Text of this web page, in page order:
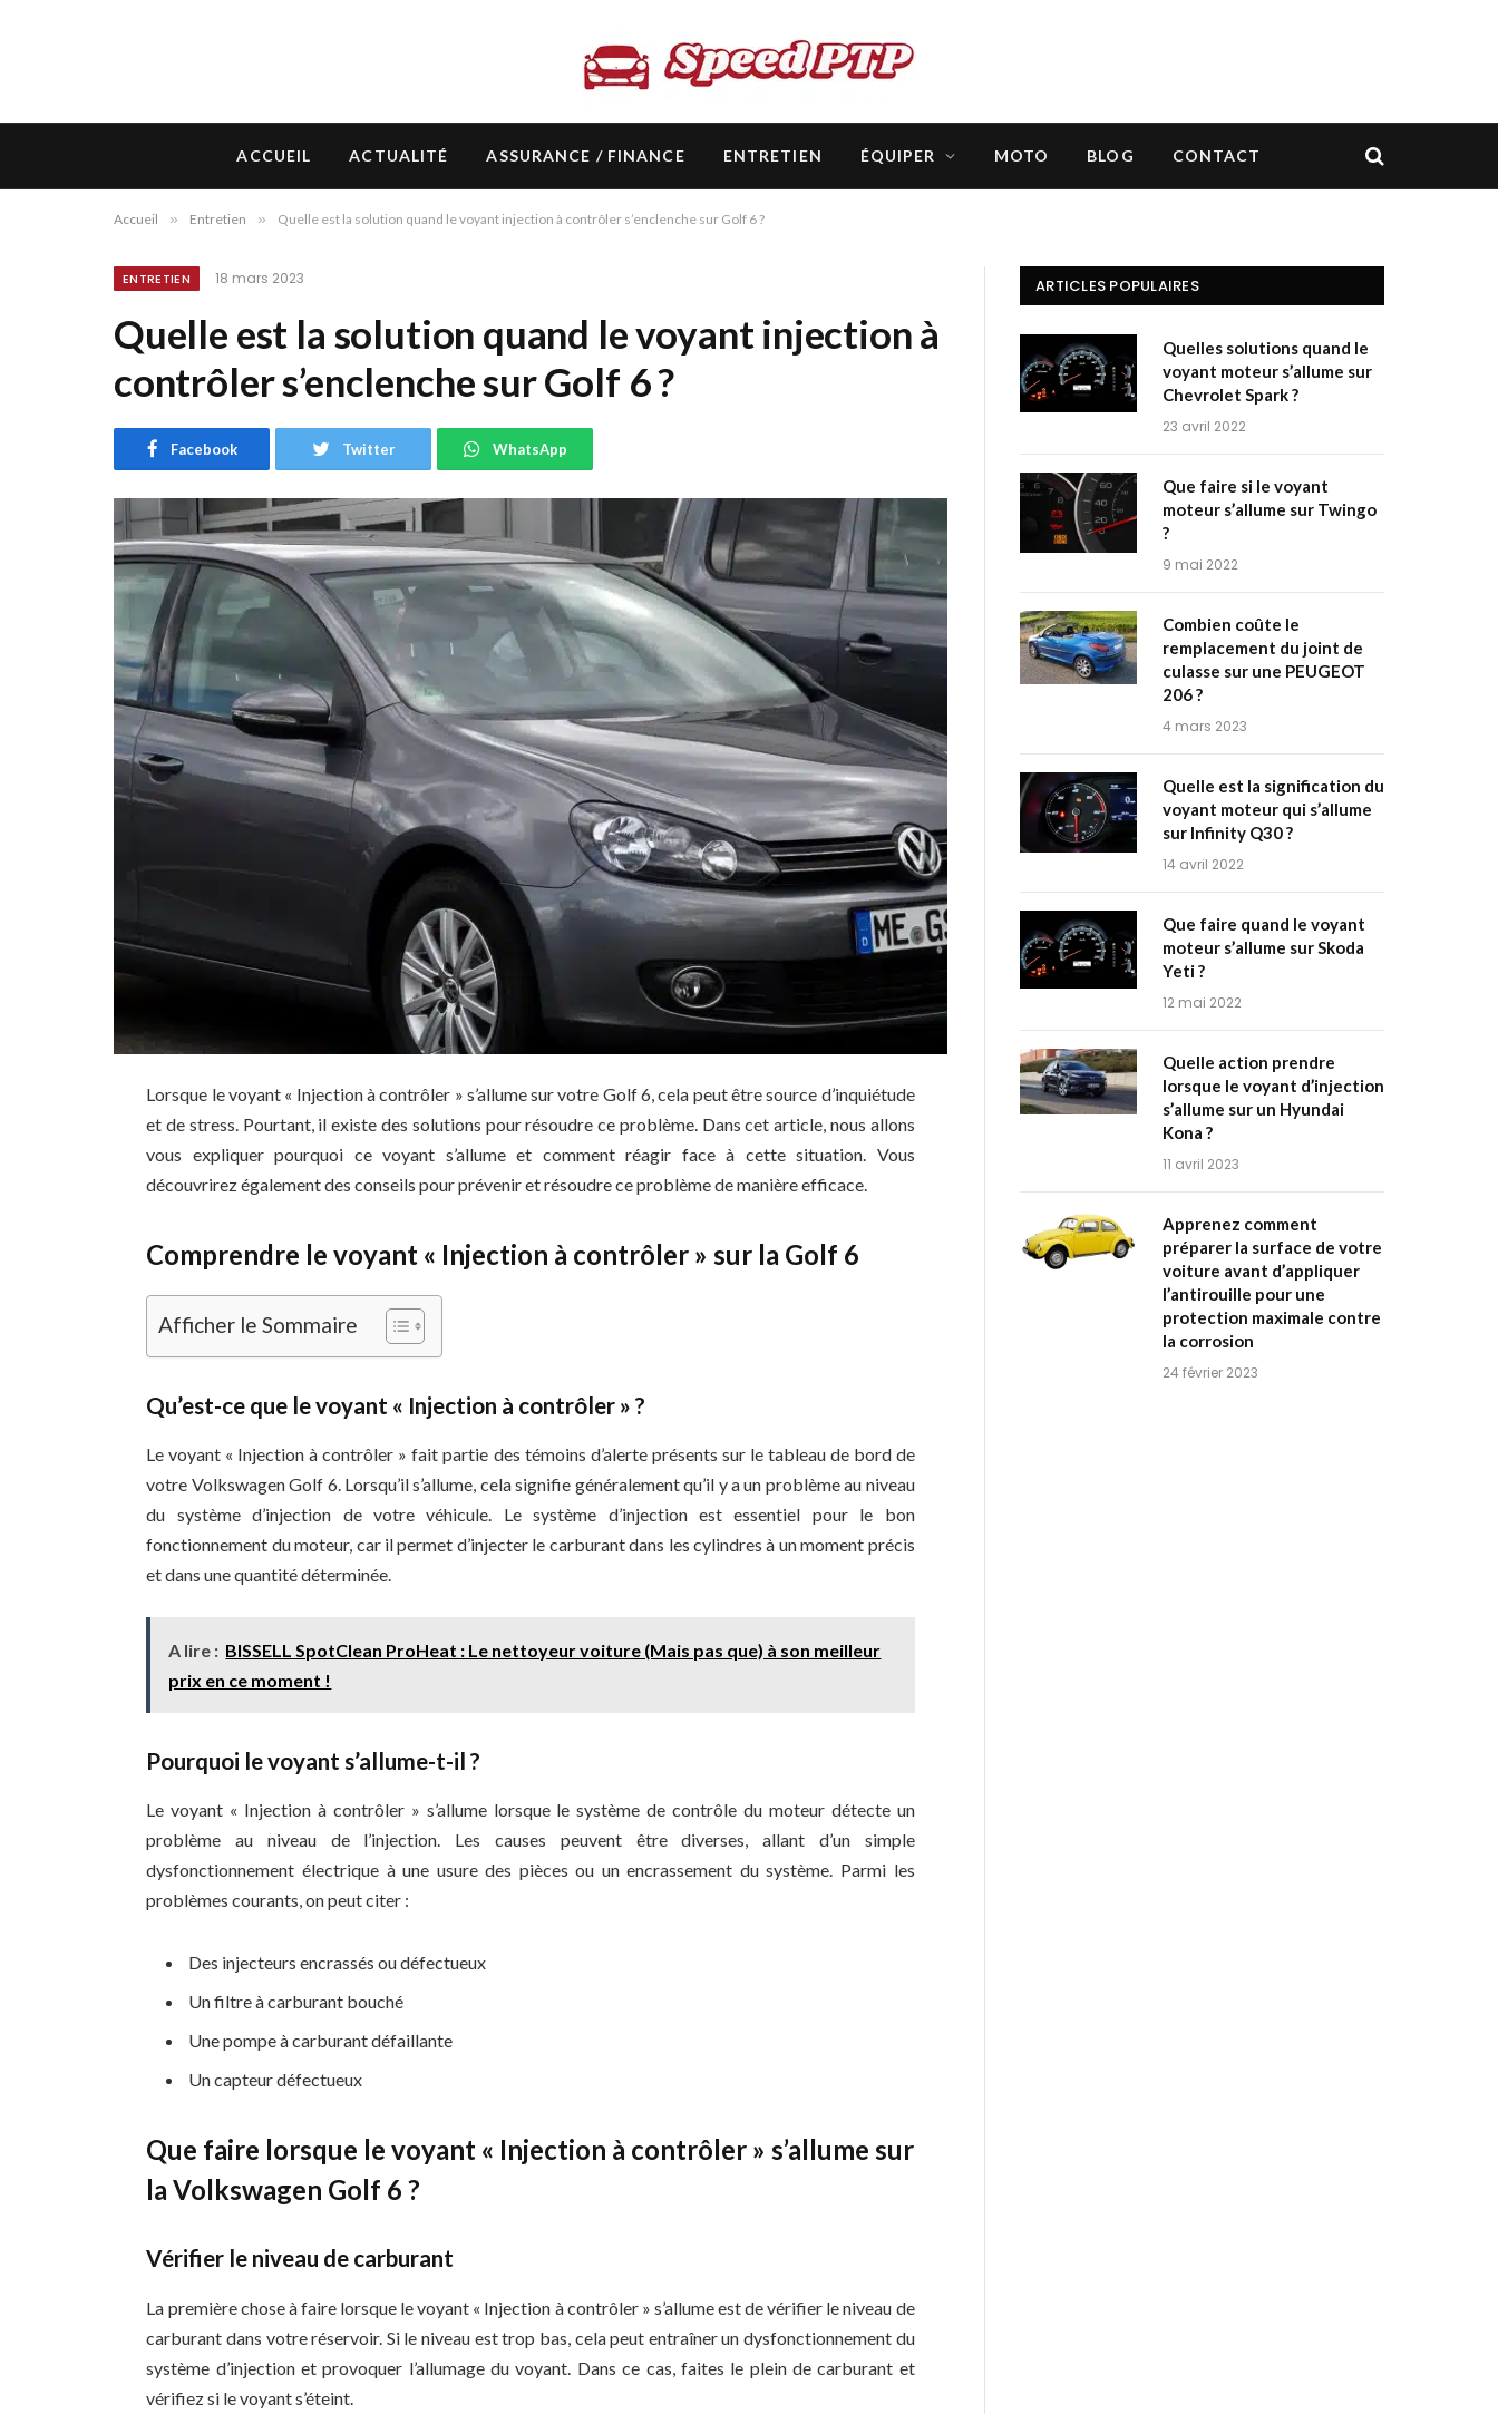
ACCUEIL ACTUALITÉ ASSURANCE / FINANCE ENTRETIEN ÉQUIPER MOTO BLOG CONTACT
Accueil » Entretien » Quelle est la solution quand le voyant injection à contrôler s’enclenche sur Golf 6 ?
ENTRETIEN 18 mars 2023
Quelle est la solution quand le voyant injection à
contrôler s’enclenche sur Golf 6 ?
Facebook Twitter WhatsApp
Lorsque le voyant « Injection à contrôler » s’allume sur votre Golf 6, cela peut être source d’inquiétude
et de stress. Pourtant, il existe des solutions pour résoudre ce problème. Dans cet article, nous allons
vous expliquer pourquoi ce voyant s’allume et comment réagir face à cette situation. Vous
découvrirez également des conseils pour prévenir et résoudre ce problème de manière efficace.
Comprendre le voyant « Injection à contrôler » sur la Golf 6
Afficher le Sommaire
Qu’est-ce que le voyant « Injection à contrôler » ?
Le voyant « Injection à contrôler » fait partie des témoins d’alerte présents sur le tableau de bord de
votre Volkswagen Golf 6. Lorsqu’il s’allume, cela signifie généralement qu’il y a un problème au niveau
du système d’injection de votre véhicule. Le système d’injection est essentiel pour le bon
fonctionnement du moteur, car il permet d’injecter le carburant dans les cylindres à un moment précis
et dans une quantité déterminée.
A lire : BISSELL SpotClean ProHeat : Le nettoyeur voiture (Mais pas que) à son meilleur
prix en ce moment !
Pourquoi le voyant s’allume-t-il ?
Le voyant « Injection à contrôler » s’allume lorsque le système de contrôle du moteur détecte un
problème au niveau de l’injection. Les causes peuvent être diverses, allant d’un simple
dysfonctionnement électrique à une usure des pièces ou un encrassement du système. Parmi les
problèmes courants, on peut citer :
Des injecteurs encrassés ou défectueux
Un filtre à carburant bouché
Une pompe à carburant défaillante
Un capteur défectueux
Que faire lorsque le voyant « Injection à contrôler » s’allume sur
la Volkswagen Golf 6 ?
Vérifier le niveau de carburant
La première chose à faire lorsque le voyant « Injection à contrôler » s’allume est de vérifier le niveau de
carburant dans votre réservoir. Si le niveau est trop bas, cela peut entraîner un dysfonctionnement du
système d’injection et provoquer l’allumage du voyant. Dans ce cas, faites le plein de carburant et
vérifiez si le voyant s’éteint.
ARTICLES POPULAIRES
Quelles solutions quand le
voyant moteur s’allume sur
Chevrolet Spark ?
23 avril 2022
Que faire si le voyant
moteur s’allume sur Twingo
?
9 mai 2022
Combien coûte le
remplacement du joint de
culasse sur une PEUGEOT
206 ?
4 mars 2023
Quelle est la signification du
voyant moteur qui s’allume
sur Infinity Q30 ?
14 avril 2022
Que faire quand le voyant
moteur s’allume sur Skoda
Yeti ?
12 mai 2022
Quelle action prendre
lorsque le voyant d’injection
s’allume sur un Hyundai
Kona ?
11 avril 2023
Apprenez comment
préparer la surface de votre
voiture avant d’appliquer
l’antirouille pour une
protection maximale contre
la corrosion
24 février 2023